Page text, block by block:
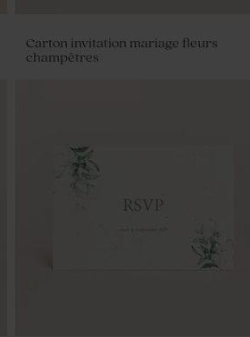
Tube à bulles mariage vert eucalyptus
Carton invitation mariage fleurs
champêtres